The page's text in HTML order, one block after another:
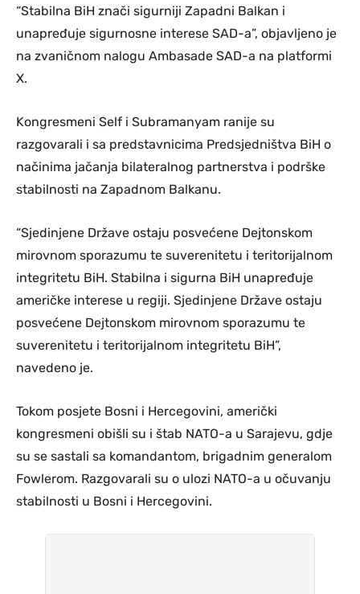
“Stabilna BiH znači sigurniji Zapadni Balkan i
unapređuje sigurnosne interese SAD-a”, objavljeno je
na zvaničnom nalogu Ambasade SAD-a na platformi
X.
Kongresmeni Self i Subramanyam ranije su
razgovarali i sa predstavnicima Predsjedništva BiH o
načinima jačanja bilateralnog partnerstva i podrške
stabilnosti na Zapadnom Balkanu.
“Sjedinjene Države ostaju posvećene Dejtonskom
mirovnom sporazumu te suverenitetu i teritorijalnom
integritetu BiH. Stabilna i sigurna BiH unapređuje
američke interese u regiji. Sjedinjene Države ostaju
posvećene Dejtonskom mirovnom sporazumu te
suverenitetu i teritorijalnom integritetu BiH”,
navedeno je.
Tokom posjete Bosni i Hercegovini, američki
kongresmeni obišli su i štab NATO-a u Sarajevu, gdje
su se sastali sa komandantom, brigadnim generalom
Fowlerom. Razgovarali su o ulozi NATO-a u očuvanju
stabilnosti u Bosni i Hercegovini.